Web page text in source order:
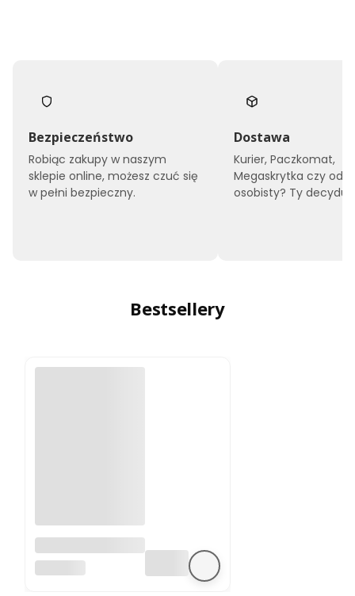
Bezpieczeństwo
Robiąc zakupy w naszym
sklepie online, możesz czuć się
w pełni bezpieczny.
Dostawa
Kurier, Paczkomat,
Megaskrytka czy
osobisty? Ty
Bestsellery
A4988 sterownik
silnika krokowego